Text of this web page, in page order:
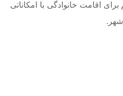
اقامت خانوادگی با امکاناتی